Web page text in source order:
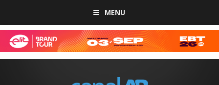
MENU